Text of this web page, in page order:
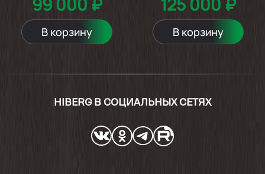
В корзину В корзину
HIBERG В СОЦИАЛЬНЫХ СЕТЯХ